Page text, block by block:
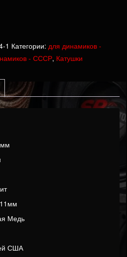
1 Категории: для динамиков -
- СССР, Катушки
Медь
США